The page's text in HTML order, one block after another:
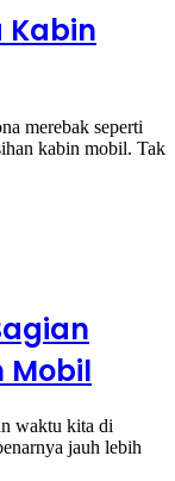
Kabin
merebak seperti
kabin mobil. Tak
Mobil
waktu kita di
jauh lebih